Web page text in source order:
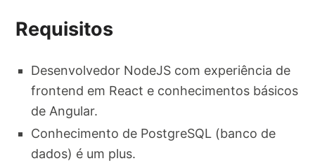
Requisitos
Desenvolvedor NodeJS com experiência de
frontend em React e conhecimentos básicos
de Angular.
Conhecimento de PostgreSQL (banco de
dados) é um plus.